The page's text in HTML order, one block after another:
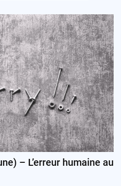
– L’erreur humaine au